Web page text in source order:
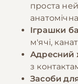
проста
Іграшки
м'ячі,
Адресний
з
Засоби